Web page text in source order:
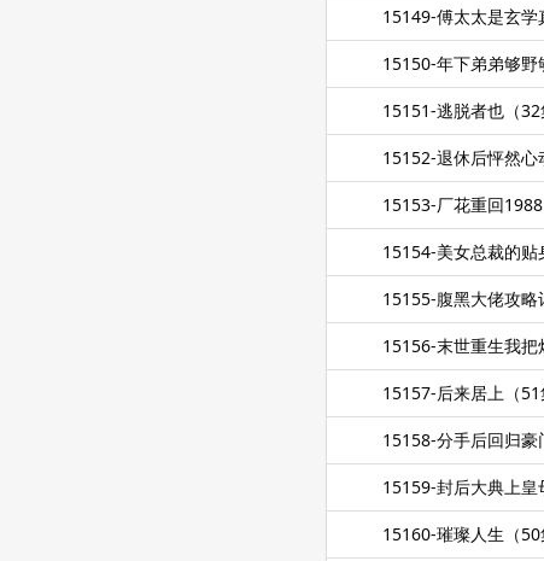
15149-傅太太是玄
15150-年下弟弟够
15151-逃脱者也（32
15152-退休后怦然心
15153-厂花重回
15154-美女总裁的
15155-腹黑大佬攻
15156-末世重生我
15157-后来居上（51
15158-分手后回归
15159-封后大典上皇
15160-璀璨人生（50